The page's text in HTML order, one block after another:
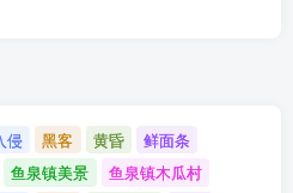
侵 黑客 黄昏
鲜面条
鱼泉镇美景 鱼泉镇木瓜村